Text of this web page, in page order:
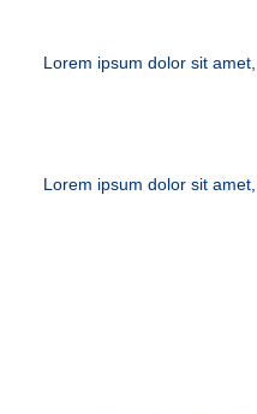
Lorem ipsum dolor sit
Lorem ipsum dolor sit